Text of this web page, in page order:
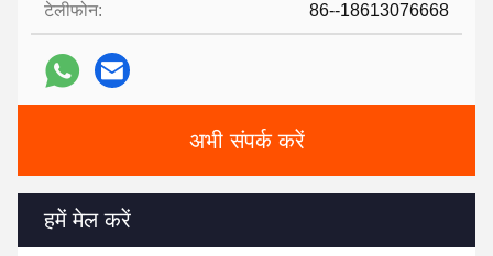
टेलीफोन: 86--18613076668
अभी संपर्क करें
हमें मेल करें